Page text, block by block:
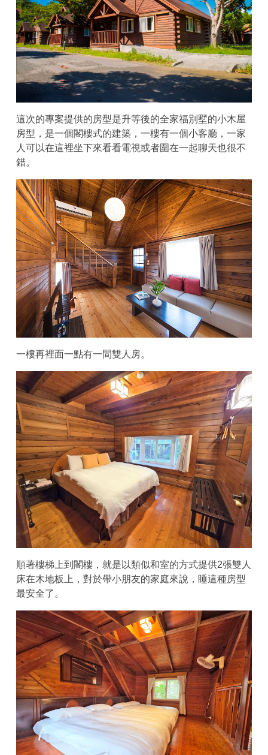
這次的專案提供的房型是升等後的全家福別墅的小木屋
房型，是一個閣樓式的建築，一樓有一個小客廳，一家
人可以在這裡坐下來看看電視或者圍在一起聊天也很不
錯。
一樓再裡面一點有一間雙人房。
順著樓梯上到閣樓，就是以類似和室的方式提供2張雙人
床在木地板上，對於帶小朋友的家庭來說，睡這種房型
最安全了。